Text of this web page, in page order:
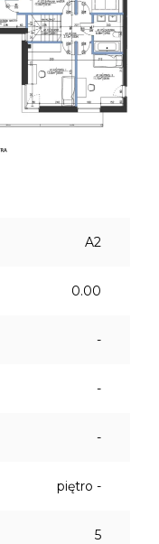
A2
0.00
-
-
-
piętro -
5